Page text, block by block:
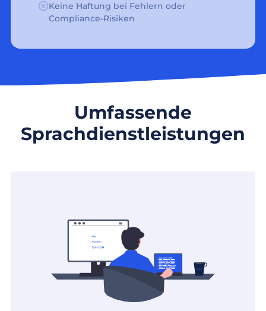
Keine Haftung bei Fehlern oder
Compliance-Risiken
Umfassende
Sprachdienstleistungen